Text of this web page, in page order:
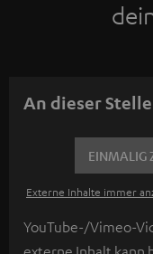
An dieser
EINMALIG
Externe Inhalte immer
YouTube-/Vimeo-